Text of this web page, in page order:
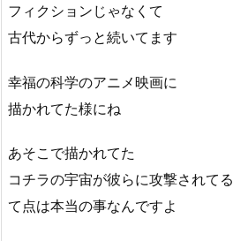
フィクションじゃなくて
古代からずっと続いてます
幸福の科学のアニメ映画に
描かれてた様にね
あそこで描かれてた
コチラの宇宙が彼らに攻撃されてる
て点は本当の事なんですよ